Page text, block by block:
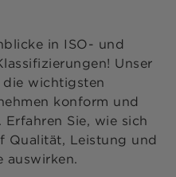
in ISO- und
Unser
wichtigsten
konform und
Sie, wie sich
Qualität, Leistung und
auswirken.